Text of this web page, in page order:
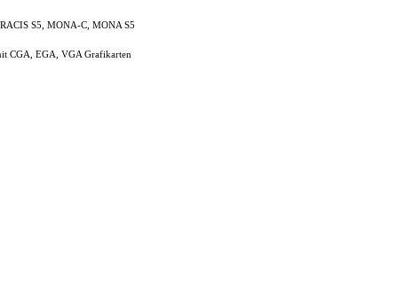
S5, MONA-C, MONA S5
CGA, EGA, VGA Grafikarten